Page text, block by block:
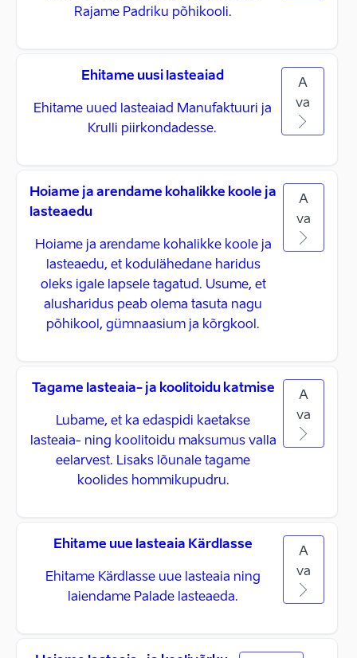
Rajame Padriku põhikooli.
Ehitame uusi lasteaiad
Ehitame uued lasteaiad Manufaktuuri ja
Krulli piirkondadesse.
A
va
Hoiame ja arendame kohalikke koole ja
lasteaedu
Hoiame ja arendame kohalikke koole ja
lasteaedu, et kodulähedane haridus
oleks igale lapsele tagatud. Usume, et
alusharidus peab olema tasuta nagu
põhikool, gümnaasium ja kõrgkool.
A
va
Tagame lasteaia- ja koolitoidu katmise
Lubame, et ka edaspidi kaetakse
lasteaia- ning koolitoidu maksumus valla
eelarvest. Lisaks lõunale tagame
koolides hommikupudru.
A
va
Ehitame uue lasteaia Kärdlasse
Ehitame Kärdlasse uue lasteaia ning
laiendame Palade lasteaeda.
A
va